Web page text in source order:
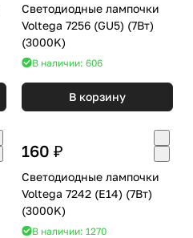
Светодиодные лампочки
Voltega 7256 (GU5) (7Вт)
(3000K)
В наличии: 606
В корзину
160 ₽
Светодиодные лампочки
Voltega 7242 (E14) (7Вт)
(3000K)
В наличии: 1270